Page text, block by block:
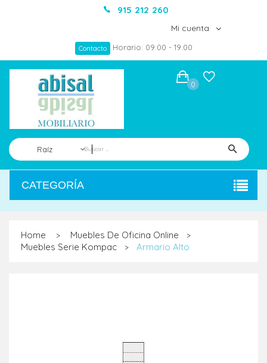
915 212 260
Mi cuenta
Contacto Horario: 09:00 - 19:00
Raíz
0
CATEGORÍA
Home > Muebles De Oficina Online >
Muebles Serie Kompac > Armario Alto